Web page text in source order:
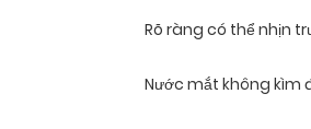
Rõ ràng có thể nhịn
Nước mắt không kìm